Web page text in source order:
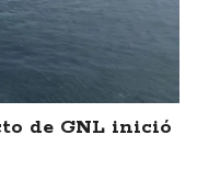
de GNL inició